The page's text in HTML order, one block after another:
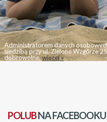
Administratorem danych
siedzibą przy ul. Zielone Wzgórze
dobrowolne, więcej »
POLUBNA FACEBOOKU